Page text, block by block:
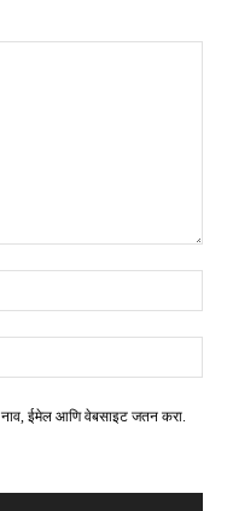
नाव, ईमेल आणि वेबसाइट जतन करा.